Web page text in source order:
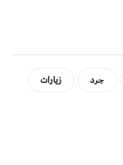
جرد
زيارات